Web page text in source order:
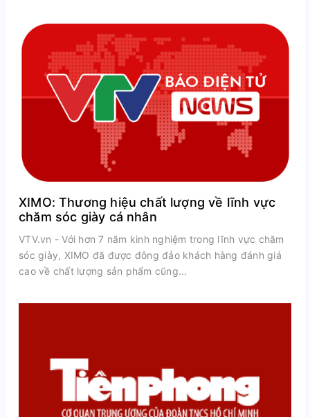
XIMO: Thương hiệu chất lượng về lĩnh vực
chăm sóc giày cá nhân
VTV.vn - Với hơn 7 năm kinh nghiệm trong lĩnh vực chăm
sóc giày, XIMO đã được đông đảo khách hàng đánh giá
cao về chất lượng sản phẩm cũng...